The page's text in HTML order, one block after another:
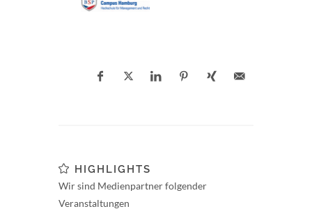
HIGHLIGHTS
Wir sind Medienpartner folgender
Veranstaltungen